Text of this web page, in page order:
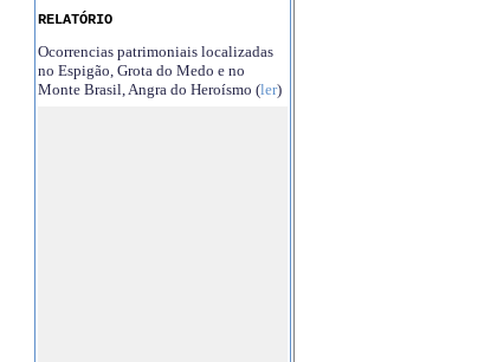
RELATÓRIO
Ocorrencias patrimoniais localizadas
no Espigão, Grota do Medo e no
Monte Brasil, Angra do Heroísmo (ler)